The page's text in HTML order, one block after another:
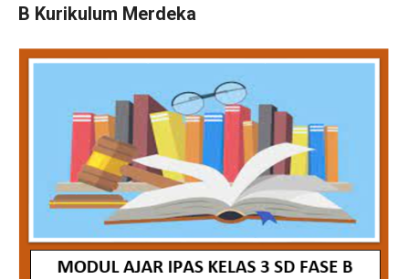
B Kurikulum Merdeka